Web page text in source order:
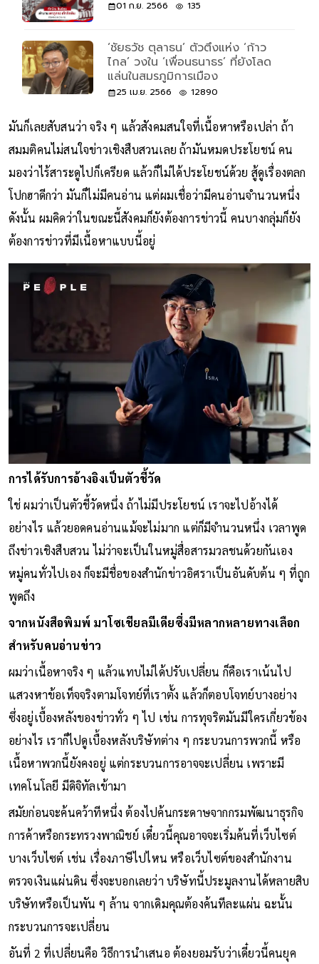
01 ก.ย. 2566 135
‘ชัยธวัช ตุลาธน’ ตัวตึงแห่ง ‘ก้าว
ไกล’ วงใน ‘เพื่อนธนาธร’ ที่ยังโลด
แล่นในสมรภูมิการเมือง
25 เม.ย. 2566 12890
มันก็เลยสับสนว่า จริง ๆ แล้วสังคมสนใจที่เนื้อหาหรือเปล่า ถ้า
สมมติคนไม่สนใจข่าวเชิงสืบสวนเลย ถ้ามันหมดประโยชน์ คน
มองว่าไร้สาระดูไปก็เครียด แล้วก็ไม่ได้ประโยชน์ด้วย สู้ดูเรื่องตลก
โปกฮาดีกว่า มันก็ไม่มีคนอ่าน แต่ผมเชื่อว่ามีคนอ่านจำนวนหนึ่ง
ดังนั้น ผมคิดว่าในขณะนี้สังคมก็ยังต้องการข่าวนี้ คนบางกลุ่มก็ยัง
ต้องการข่าวที่มีเนื้อหาแบบนี้อยู่
การได้รับการอ้างอิงเป็นตัวชี้วัด
ใช่ ผมว่าเป็นตัวชี้วัดหนึ่ง ถ้าไม่มีประโยชน์ เราจะไปอ้างได้
อย่างไร แล้วยอดคนอ่านแม้จะไม่มาก แต่ก็มีจำนวนหนึ่ง เวลาพูด
ถึงข่าวเชิงสืบสวน ไม่ว่าจะเป็นในหมู่สื่อสารมวลชนด้วยกันเอง
หมู่คนทั่วไปเอง ก็จะมีชื่อของสำนักข่าวอิศราเป็นอันดับต้น ๆ ที่ถูก
พูดถึง
จากหนังสือพิมพ์ มาโซเชียลมีเดียซึ่งมีหลากหลายทางเลือก
สำหรับคนอ่านข่าว
ผมว่าเนื้อหาจริง ๆ แล้วแทบไม่ได้ปรับเปลี่ยน ก็คือเราเน้นไป
แสวงหาข้อเท็จจริงตามโจทย์ที่เราตั้ง แล้วก็ตอบโจทย์บางอย่าง
ซึ่งอยู่เบื้องหลังของข่าวทั่ว ๆ ไป เช่น การทุจริตมันมีใครเกี่ยวข้อง
อย่างไร เราก็ไปดูเบื้องหลังบริษัทต่าง ๆ กระบวนการพวกนี้ หรือ
เนื้อหาพวกนี้ยังคงอยู่ แต่กระบวนการอาจจะเปลี่ยน เพราะมี
เทคโนโลยี มีดิจิทัลเข้ามา
สมัยก่อนจะค้นคว้าทีหนึ่ง ต้องไปค้นกระดาษจากกรมพัฒนาธุรกิจ
การค้าหรือกระทรวงพาณิชย์ เดี๋ยวนี้คุณอาจจะเริ่มค้นที่เว็บไซต์
บางเว็บไซต์ เช่น เรื่องภาษีไปไหน หรือเว็บไซต์ของสำนักงาน
ตรวจเงินแผ่นดิน ซึ่งจะบอกเลยว่า บริษัทนี้ประมูลงานได้หลายสิบ
บริษัทหรือเป็นพัน ๆ ล้าน จากเดิมคุณต้องค้นทีละแผ่น ฉะนั้น
กระบวนการจะเปลี่ยน
อันที่ 2 ที่เปลี่ยนคือ วิธีการนำเสนอ ต้องยอมรับว่าเดี๋ยวนี้คนยุค